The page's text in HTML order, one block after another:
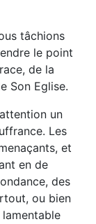
tâchions
le point
de la
Son Eglise.
un
Les
et
en de
des
ou bien